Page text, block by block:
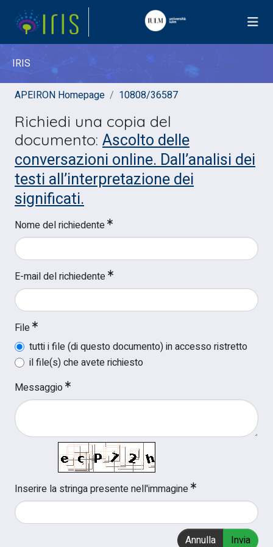
IRIS
APEIRON Homepage 10808/36587
Richiedi una copia del
documento: Ascolto delle
conversazioni online. Dall’analisi dei
testi all’interpretazione dei
significati.
Nome del richiedente
E-mail del richiedente
File
tutti i file (di questo documento) in accesso ristretto
il file(s) che avete richiesto
Messaggio
Inserire la stringa presente nell'immagine
Annulla Invia